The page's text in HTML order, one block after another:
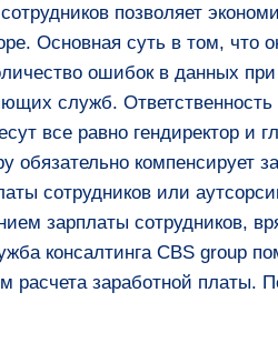
позволяет
Основная суть в том, что
ошибок в данных
служб. Ответственность
все равно гендиректор и
обязательно компенсирует
сотрудников или
зарплаты сотрудников,
консалтинга CBS group
расчета заработной платы.